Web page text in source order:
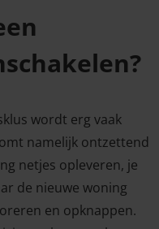
wordt erg vaak
namelijk ontzettend
netjes opleveren, je
de nieuwe woning
en opknappen.